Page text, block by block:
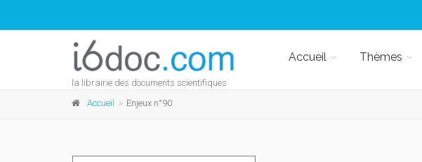
la librairie des documents scientifiques
Accueil Thèmes
Accueil Enjeux n°90